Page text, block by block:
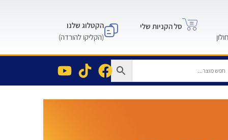
סל הקניות שלי
הקטלוג שלנו
(הקליקו להורדה)